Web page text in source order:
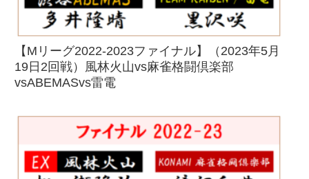
【Mリーグ2022-2023ファイナル】（2023年5月
19日2回戦）風林火山vs麻雀格闘倶楽部
vsABEMASvs雷電